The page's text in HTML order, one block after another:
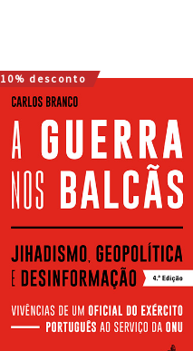
10% desconto
O
preço
original
era:
20,00 €.
O
atual
18,00 €.